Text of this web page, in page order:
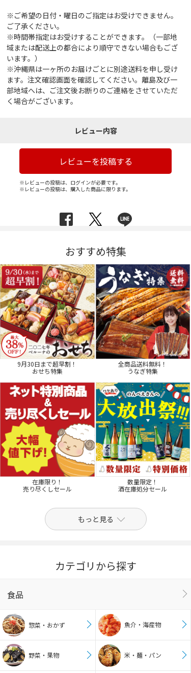
※ご希望の日付・曜日のご指定はお受けできません。
ご了承ください。
※時間帯指定はお受けすることができます。（一部地
域または配送上の都合により順守できない場合もござ
います。）
※沖縄県は一ヶ所のお届けごとに別途送料を申し受け
ます。注文確認画面を確認してください。離島及び一
部地域へは、ご注文後お断りのご連絡をさせていただ
く場合がございます。
レビュー内容
レビューを投稿する
※レビューの投稿は、ログインが必要です。
※レビューの投稿は、購入した商品に限ります。
おすすめ特集
9月30日まで超早割！
おせち特集
全商品送料無料！
うなぎ特集
在庫限り！
売り尽くしセール
数量限定！
酒在庫処分セール
もっと見る
カテゴリから探す
食品
惣菜・おかず 魚介・海産物
野菜・果物 米・麺・パン